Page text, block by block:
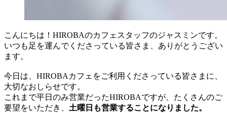
こんにちは！HIROBAのカフェスタッフのジャスミンです。
いつも足を運んでくださっている皆さま、ありがとうござい
ます。
今日は、HIROBAカフェをご利用くださっている皆さまに、
大切なおしらせです。
これまで平日のみ営業だったHIROBAですが、たくさんのご
要望をいただき、 土曜日も営業することになりました。